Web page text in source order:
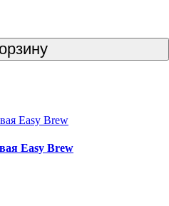
Easy Brew